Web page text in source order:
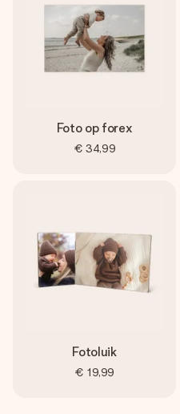
Foto op forex
€ 34,99
Fotoluik
€ 19,99